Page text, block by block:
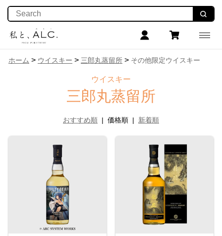
ホーム > ウイスキー > 三郎丸蒸留所 > その他限定ウイスキー
ウイスキー
三郎丸蒸留所
おすすめ順 | 価格順 | 新着順